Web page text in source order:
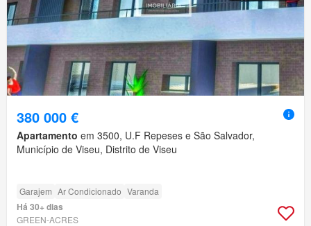
380 000 €
Apartamento em 3500, U.F Repeses e São Salvador,
Município de Viseu, Distrito de Viseu
Garajem Ar Condicionado Varanda
Há 30+ dias
GREEN-ACRES